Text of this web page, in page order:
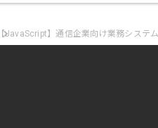
【JavaScript】通信企業向け業務システ